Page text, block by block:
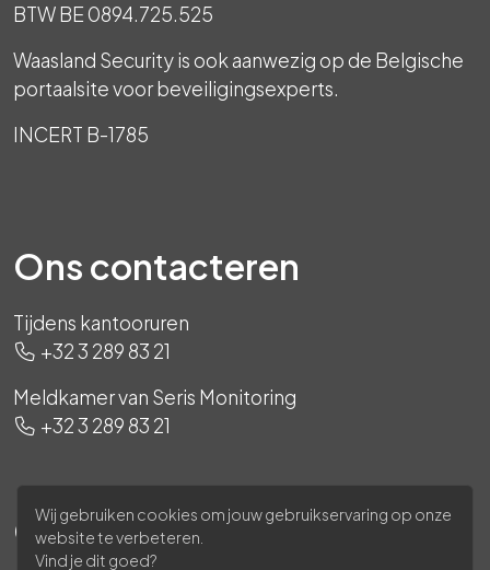
BTW BE 0894.725.525
Waasland Security is ook aanwezig op de Belgische
portaalsite voor beveiligingsexperts.
INCERT B-1785
Ons contacteren
Tijdens kantooruren
+32 3 289 83 21
Meldkamer van Seris Monitoring
+32 3 289 83 21
Ons volgen
Wij gebruiken cookies om jouw gebruikservaring op onze
website te verbeteren.
Vind je dit goed?